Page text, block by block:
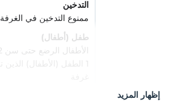
التدخين
ممنوع التدخين في الغرفة
طفل (أطفال)
الأطفال الرضع حتى سن 2 مجانيون.
إظهار المزيد